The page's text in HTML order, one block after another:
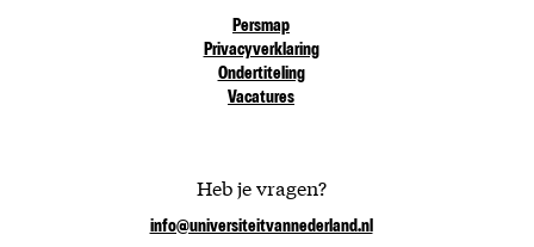
Persmap
Privacyverklaring
Ondertiteling
Vacatures
Heb je vragen?
info@universiteitvannederland.nl